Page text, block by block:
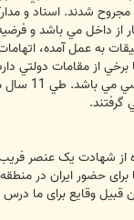
انفجار، 22 نفر كشته و دهها تن (غالبا
داخل مي باشد و
به عمل آمده،
از مقامات دولتي
اسلامي ايران و
گرفتند.
شهادت یک عنصر فریب
حضور ایران در
قبیل وقایع برای